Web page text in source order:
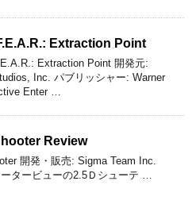
Extraction Point
Extraction Point 開発元:
Inc. パブリッシャー: Warner
Enter …
Review
開発・販売: Sigma Team Inc.
ービューの2.5Ｄシューテ …